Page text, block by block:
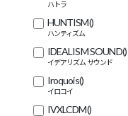
HUNTISM()
IDEALISM SOUND()
Iroquois()
IVXLCDM()